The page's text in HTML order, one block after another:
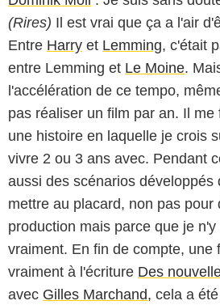
(Rires) Il est vrai que ça a l'air
Entre Harry et Lemming, c'était
entre Lemming et Le Moine.
l'accélération de ce tempo,
pas réaliser un film par an. Il
une histoire en laquelle je crois
vivre 2 ou 3 ans avec. Pendant
aussi des scénarios développés
mettre au placard, non pas pour
production mais parce que je
vraiment. En fin de compte, une
vraiment à l'écriture Des
avec Gilles Marchand, cela a